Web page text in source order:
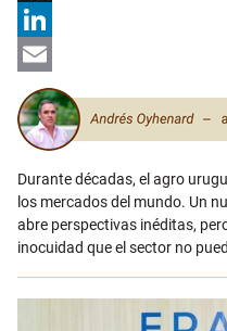
X
LinkedIn
Email
Durante décadas, el agro
los mercados del mundo. Un
abre perspectivas inéditas,
inocuidad que el sector no